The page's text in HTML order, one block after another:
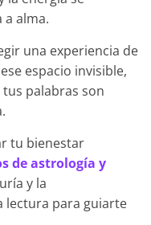
a alma.
una experiencia de
espacio invisible,
palabras son
tu bienestar
de astrología y
y la
lectura para guiarte